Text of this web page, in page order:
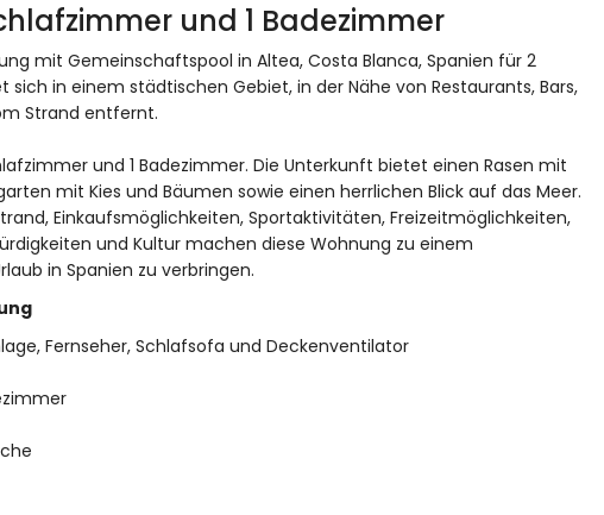
und 1 Badezimmer
mit Gemeinschaftspool in Altea, Costa Blanca, Spanien für 2
sich in einem städtischen Gebiet, in der Nähe von Restaurants, Bars,
Strand entfernt.
und 1 Badezimmer. Die Unterkunft bietet einen Rasen mit
mit Kies und Bäumen sowie einen herrlichen Blick auf das Meer.
Einkaufsmöglichkeiten, Sportaktivitäten, Freizeitmöglichkeiten,
und Kultur machen diese Wohnung zu einem
in Spanien zu verbringen.
Fernseher, Schlafsofa und Deckenventilator